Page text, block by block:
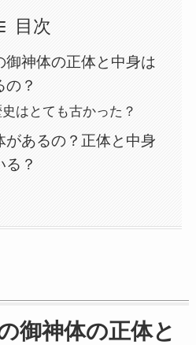
目次
御神体の正体と中身は
の？
はとても古かった？
があるの？正体と中身
る？
御神体の正体と